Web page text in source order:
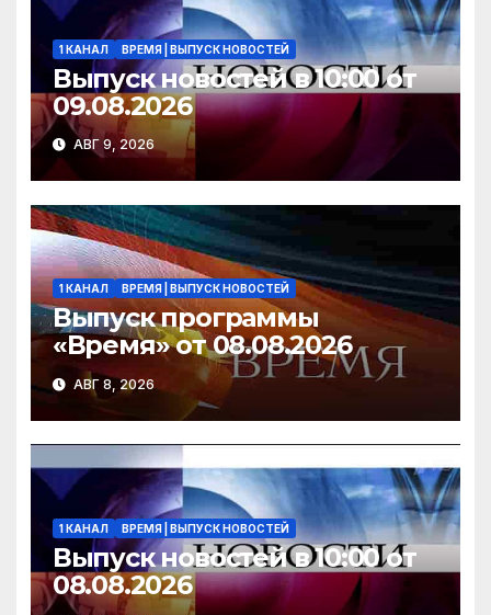
1 КАНАЛ ВРЕМЯ | ВЫПУСК НОВОСТЕЙ
Выпуск новостей в 10:00 от
09.08.2026
АВГ 9, 2026
1 КАНАЛ ВРЕМЯ | ВЫПУСК НОВОСТЕЙ
Выпуск программы
«Время» от 08.08.2026
АВГ 8, 2026
1 КАНАЛ ВРЕМЯ | ВЫПУСК НОВОСТЕЙ
Выпуск новостей в 10:00 от
08.08.2026